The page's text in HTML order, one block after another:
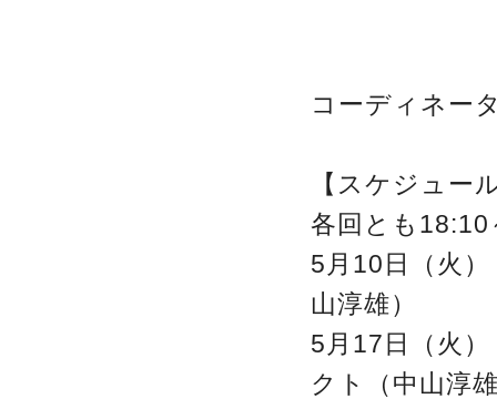
コーディネー
【スケジュー
各回とも18:10
5月10日（火
山淳雄）
5月17日（火
クト（中山淳